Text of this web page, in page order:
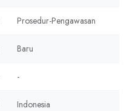
Prosedur-Pengawasan
Baru
-
Indonesia